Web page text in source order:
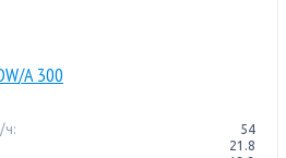
A 300
ч:
54
21.8